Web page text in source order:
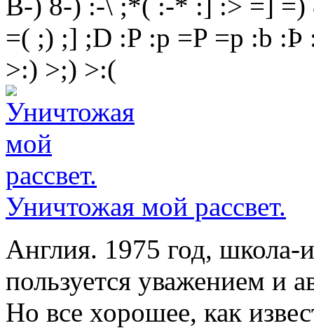
=( ;) ;] ;D :P :p =P =p :b :Þ
>:) >;) >:(
Уничтожая мой рассвет.
Англия. 1975 год, школа-
пользуется уважением и
Но все хорошее, как